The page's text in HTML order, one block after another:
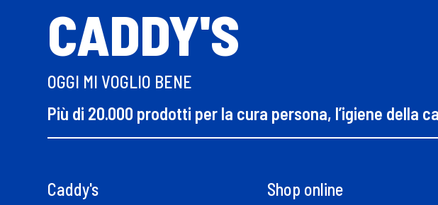
CADDY'S
OGGI MI VOGLIO BENE
Più di 20.000 prodotti per la cura persona, l’igiene della
Caddy's Shop online